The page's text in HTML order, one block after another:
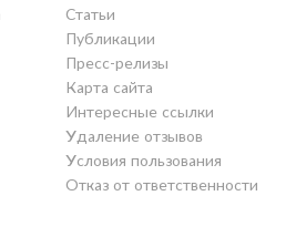
Статьи
Публикации
Пресс-релизы
Карта сайта
Интересные ссылки
Удаление отзывов
Условия пользования
Отказ от ответственности